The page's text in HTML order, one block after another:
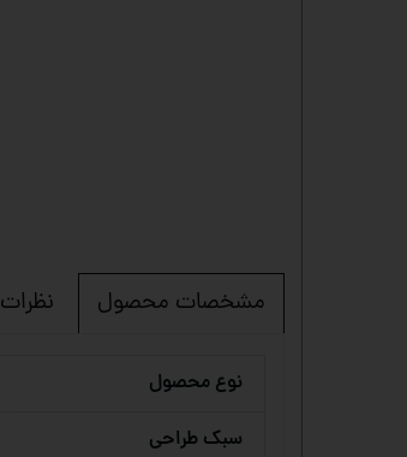
مشخصات محصول نظرات
نوع محصول
سبک طراحی